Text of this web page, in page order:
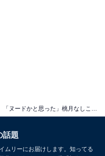
話題
ムリーにお届けします。知ってる